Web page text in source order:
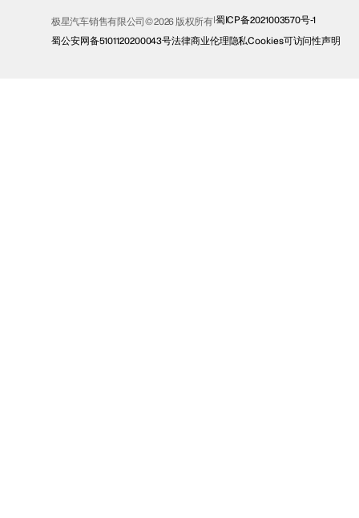
极星汽车销售有限公司© 2026 版权所有 蜀ICP备2021003570号-1
蜀公安网备5101120200043号法律商业伦理隐私Cookies可访问性声明